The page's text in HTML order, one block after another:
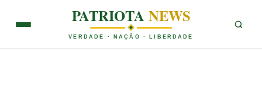
PATRIOTANEWS
VERDADE · NAÇÃO · LIBERDADE